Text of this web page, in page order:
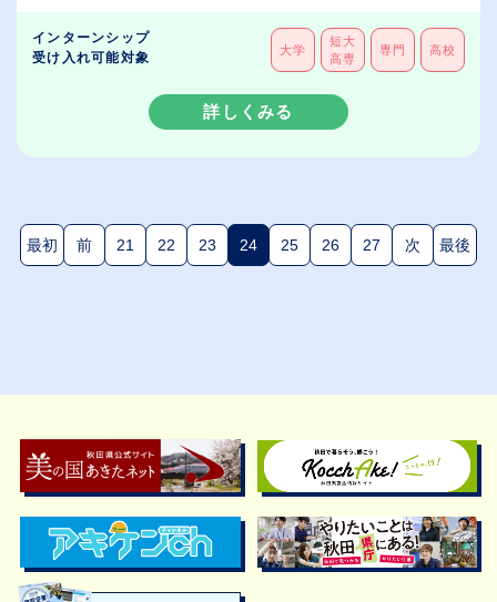
インターンシップ
受け入れ可能対象
大学
短大
高専
専門 高校
詳しくみる
最初 前 21 22 23 24(現在のページ)
25 26 27 次 最後